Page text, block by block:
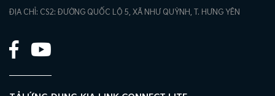
ĐỊA CHỈ: CS2: ĐƯỜNG QUỐC LỘ 5, XÃ NHƯ QUỲNH, T. HƯNG YÊN